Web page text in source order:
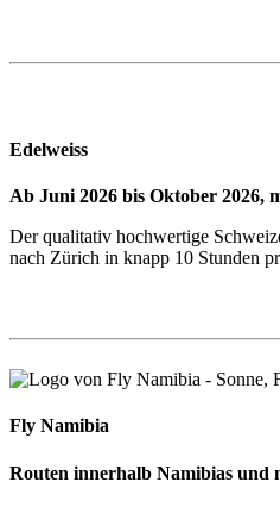
Edelweiss
Ab Juni 2026 bis Oktober 2026,
Der qualitativ hochwertige
nach Zürich in knapp 10 Stunden
Fly Namibia
Routen innerhalb Namibias und